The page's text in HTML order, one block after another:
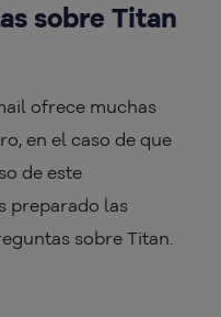
sobre Titan
ofrece muchas
en el caso de que
de este
preparado las
sobre Titan.